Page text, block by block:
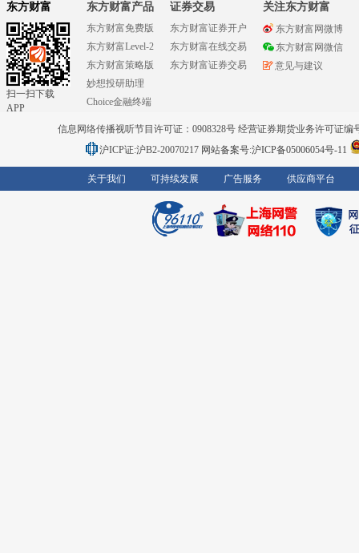
东方财富
扫一扫下载
APP
东方财富产品
东方财富免费版
东方财富Level-2
东方财富策略版
妙想投研助理
Choice金融终端
证券交易
东方财富证券开户
东方财富在线交易
东方财富证券交易
关注东方财富
东方财富网微博
东方财富网微信
意见与建议
信息网络传播视听节目许可证：0908328号 经营证券期货业务许可证编
沪ICP证:沪B2-20070217 网站备案号:沪ICP备05006054号-11
关于我们 可持续发展 广告服务 供应商平台